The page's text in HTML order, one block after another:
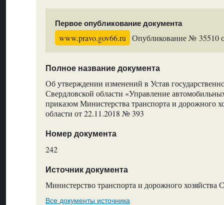
Первое опубликование документа
www.pravo.gov66.ru Опубликование № 35510
Полное название документа
Об утверждении изменений в Устав
Свердловской области «Управление
приказом Министерства транспорта и дорожного
области от 22.11.2018 № 393
Номер документа
242
Источник документа
Министерство транспорта и дорожного хозяйства
Все документы источника